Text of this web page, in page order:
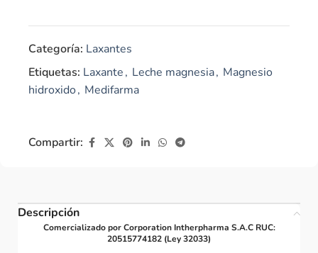
Categoría: Laxantes
Etiquetas: Laxante, Leche magnesia, Magnesio
hidroxido, Medifarma
Compartir:
Descripción
Comercializado por Corporation Intherpharma S.A.C RUC:
20515774182 (Ley 32033)